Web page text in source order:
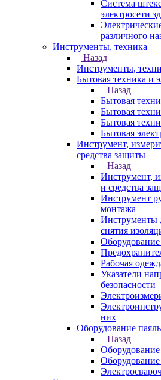
Система
электросети
различного
Инструменты, техника
Назад
Инструменты,
Бытовая техника и
Назад
Бытовая
Бытовая
Бытовая
Бытовая
Инструмент,
средства защиты
Назад
Инструмент,
и средства
Инструмент
монтажа
Инструменты
снятия
Рабочая
Указатели
безопасности
них
Оборудование
Назад
Оборудование
Оборудование